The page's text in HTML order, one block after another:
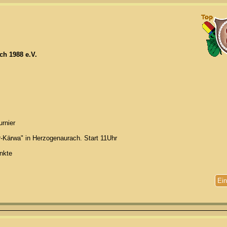
1988 e.V.
in Herzogenaurach. Start 11Uhr